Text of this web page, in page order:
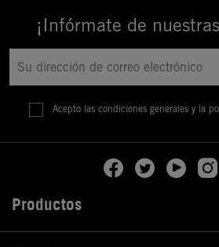
¡Infórmate de
Acepto las condiciones generales y la
Productos